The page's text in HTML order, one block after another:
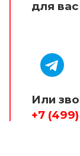
для
Или
+7